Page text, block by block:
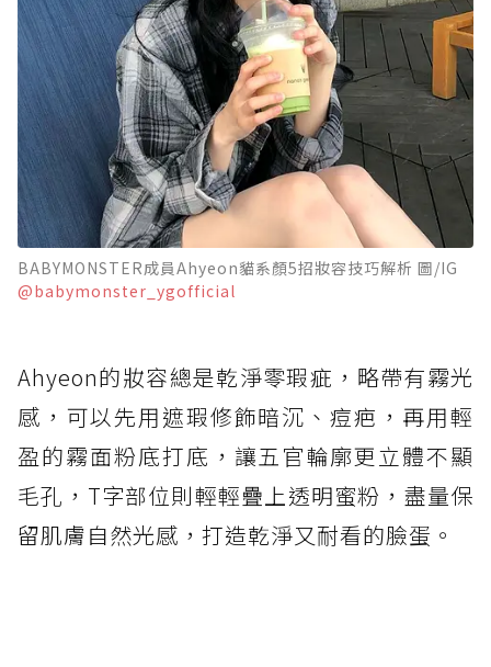
BABYMONSTER成員Ahyeon貓系顏5招妝容技巧解析 圖/IG
@babymonster_ygofficial
Ahyeon的妝容總是乾淨零瑕疵，略帶有霧光
感，可以先用遮瑕修飾暗沉、痘疤，再用輕
盈的霧面粉底打底，讓五官輪廓更立體不顯
毛孔，T字部位則輕輕疊上透明蜜粉，盡量保
留肌膚自然光感，打造乾淨又耐看的臉蛋。